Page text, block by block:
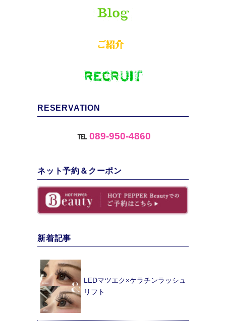
RESERVATION
℡ 089-950-4860
ネット予約＆クーポン
新着記事
LEDマツエク×ケラチンラッシュ
リフト